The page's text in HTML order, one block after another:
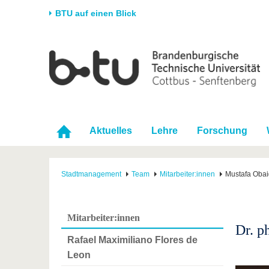
BTU auf einen Blick
Universität
Karriere & Engagement
Partnerschaften &
Strukturwandel
Forschung
Förderung
Wissenschaftlicher
Nachwuchs
Im
Aktuelles Lehre Forschung
Stadtmanagement Team Mitarbeiter:innen Mustafa
Mitarbeiter:innen
Rafael Maximiliano Flores de
Leon
Dr.